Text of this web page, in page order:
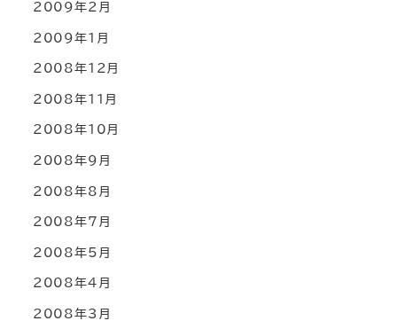
2009年2月
2009年1月
2008年12月
2008年11月
2008年10月
2008年9月
2008年8月
2008年7月
2008年5月
2008年4月
2008年3月